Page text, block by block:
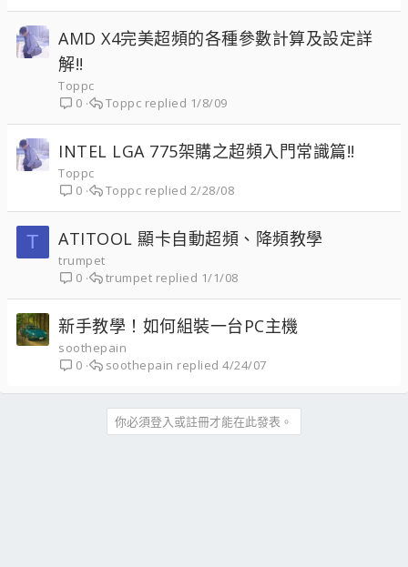
AMD X4完美超頻的各種參數計算及設定詳
解!!
Toppc
0
1/8/09
Toppc
INTEL LGA 775架購之超頻入門常識篇!!
Toppc
0
2/28/08
Toppc
T ATITOOL 顯卡自動超頻、降頻教學
trumpet
0
1/1/08
trumpet
新手教學！如何組裝一台PC主機
soothepain
0
4/24/07
soothepain
你必須登入或註冊才能在此發表。